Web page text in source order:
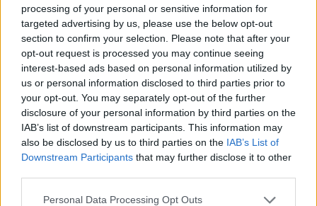
processing of your personal or sensitive information for
targeted advertising by us, please use the below opt-out
section to confirm your selection. Please note that after your
opt-out request is processed you may continue seeing
interest-based ads based on personal information utilized by
us or personal information disclosed to third parties prior to
your opt-out. You may separately opt-out of the further
disclosure of your personal information by third parties on the
IAB’s list of downstream participants. This information may
also be disclosed by us to third parties on the IAB’s List of
Downstream Participants that may further disclose it to other
Personal Data Processing Opt Outs